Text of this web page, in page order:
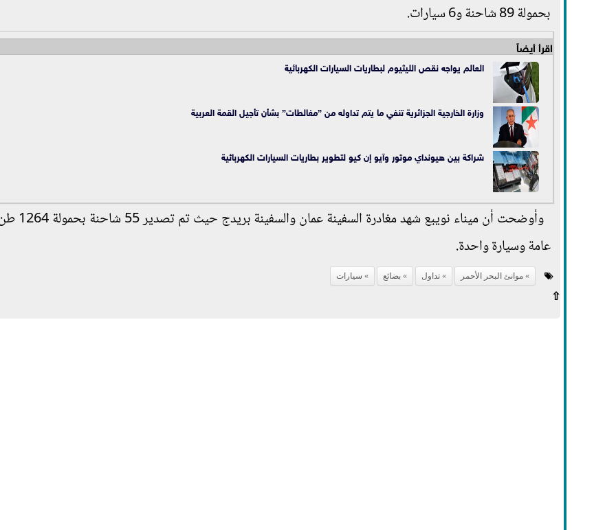
بحمولة 89 شاحنة و6 سيارات.
اقرأ أيضاً
العالم يواجه نقص الليثيوم لبطاريات السيارات الكهربائية
وزارة الخارجية الجزائرية تنفي ما يتم تداوله من ”مغالطات” بشأن تأجيل القمة العربية
شراكة بين هيونداي موتور وآيو إن كيو لتطوير بطاريات السيارات الكهربائية
وأوضحت أن ميناء نويبع
عامة وسيارة واحدة.
موانئ البحر الأحمر تداول بضائع سيارات
⇧